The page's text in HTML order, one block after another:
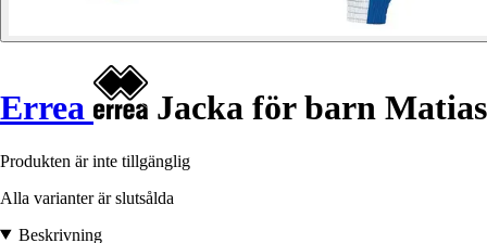
Errea Jacka för barn Matias
Produkten är inte tillgänglig
Alla varianter är slutsålda
Beskrivning